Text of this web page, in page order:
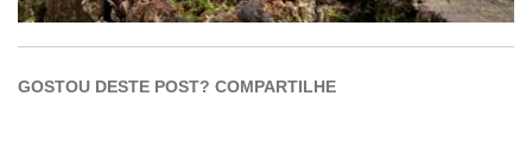
GOSTOU DESTE POST? COMPARTILHE